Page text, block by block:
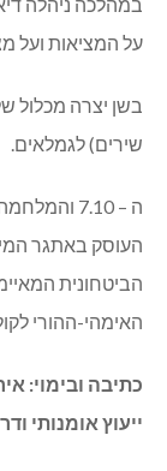
על המציאות ועל
בשן יצרה מכלול
שירים) לגמלאים.
ה – 7.10 והמלחמה המתמשכת הולידו את המחזה אוי ו'
העוסק באתגר
הביטחונית
האימהי-ההורי
כתיבה ובימוי:
ייעוץ אומנותי